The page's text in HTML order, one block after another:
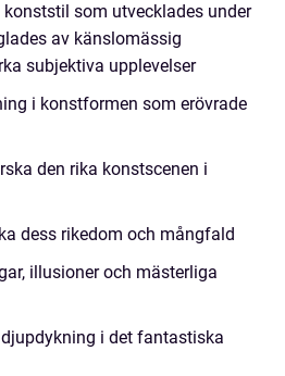
konststil som utvecklades under
av känslomässig
subjektiva upplevelser
i konstformen som erövrade
den rika konstscenen i
dess rikedom och mångfald
illusioner och mästerliga
i det fantastiska